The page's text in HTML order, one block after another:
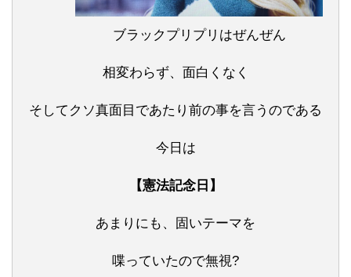
ブラックプリプリはぜんぜん
相変わらず、面白くなく
そしてクソ真面目であたり前の事を言うのである
今日は
【憲法記念日】
あまりにも、固いテーマを
喋っていたので無視?